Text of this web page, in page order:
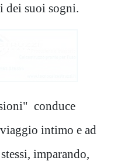
suoi sogni.
conduce
intimo e ad
imparando,